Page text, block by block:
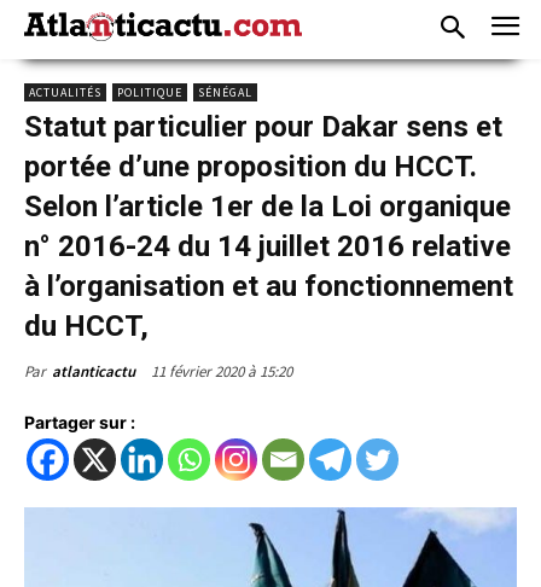
ACTUALITÉS POLITIQUE SÉNÉGAL
Statut particulier pour Dakar sens et
portée d’une proposition du HCCT.
Selon l’article 1er de la Loi organique
n° 2016-24 du 14 juillet 2016 relative
à l’organisation et au fonctionnement
du HCCT,
Par atlanticactu 11 février 2020 à 15:20
Partager sur :